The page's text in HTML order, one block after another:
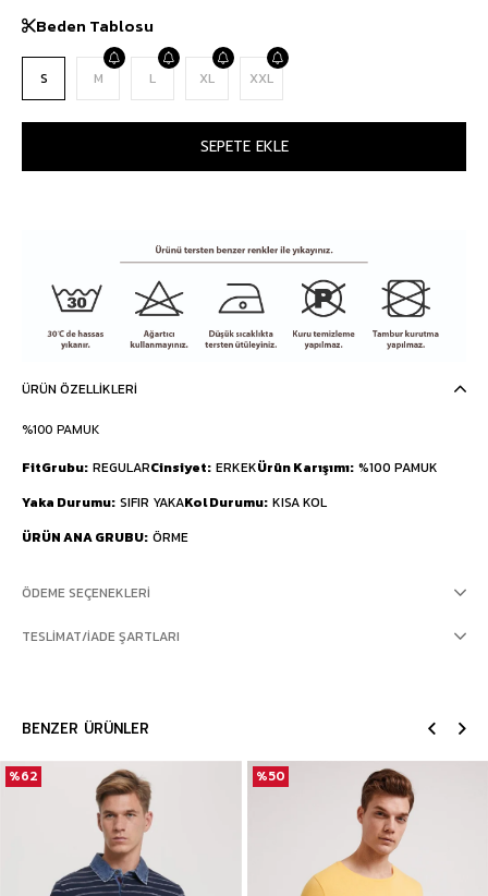
Beden Tablosu
S M L XL XXL
ÜRÜN ÖZELLIKLERI
%100 PAMUK
FitGrubu REGULARCinsiyet ERKEKÜrün Karışımı %100 PAMUK
Yaka Durumu SIFIR YAKAKol Durumu KISA KOL
ÜRÜN ANA GRUBU ÖRME
ÖDEME SEÇENEKLERI
TESLIMAT/İADE ŞARTLARI
BENZER ÜRÜNLER
%62 %50